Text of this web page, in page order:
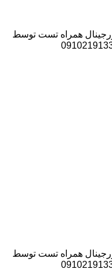
همراه تست توسط
همراه تست توسط